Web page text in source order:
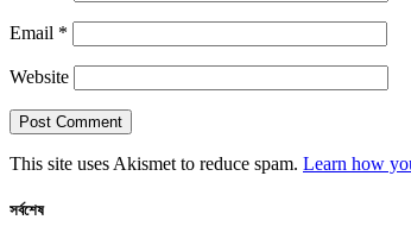
Email *
Website
This site uses Akismet to reduce spam. Learn how
সর্বশেষ